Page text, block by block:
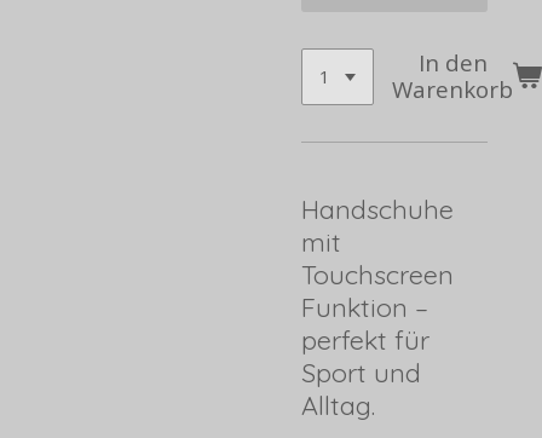
In den
Warenkorb
Handschuhe
mit
Touchscreen
Funktion –
perfekt für
Sport und
Alltag.